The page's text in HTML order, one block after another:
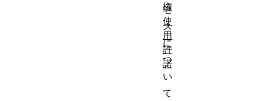
セ
ス
に
つ
い
て
権
使
用
許
諾